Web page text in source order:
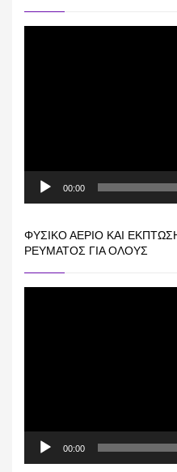
00:00
ΦΥΣΙΚΌ ΑΈΡΙΟ ΚΑΙ
ΡΕΎΜΑΤΟΣ ΓΙΑ ΟΛΟΥΣ
00:00